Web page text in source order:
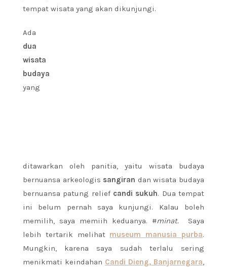
tempat wisata yang akan dikunjungi.
Ada
dua
wisata
budaya
yang
ditawarkan oleh panitia, yaitu wisata budaya
bernuansa arkeologis sangiran dan wisata budaya
bernuansa patung relief candi sukuh. Dua tempat
ini belum pernah saya kunjungi. Kalau boleh
memilih, saya memiih keduanya. #minat. Saya
lebih tertarik melihat museum manusia purba.
Mungkin, karena saya sudah terlalu sering
menikmati keindahan Candi Dieng, Banjarnegara,